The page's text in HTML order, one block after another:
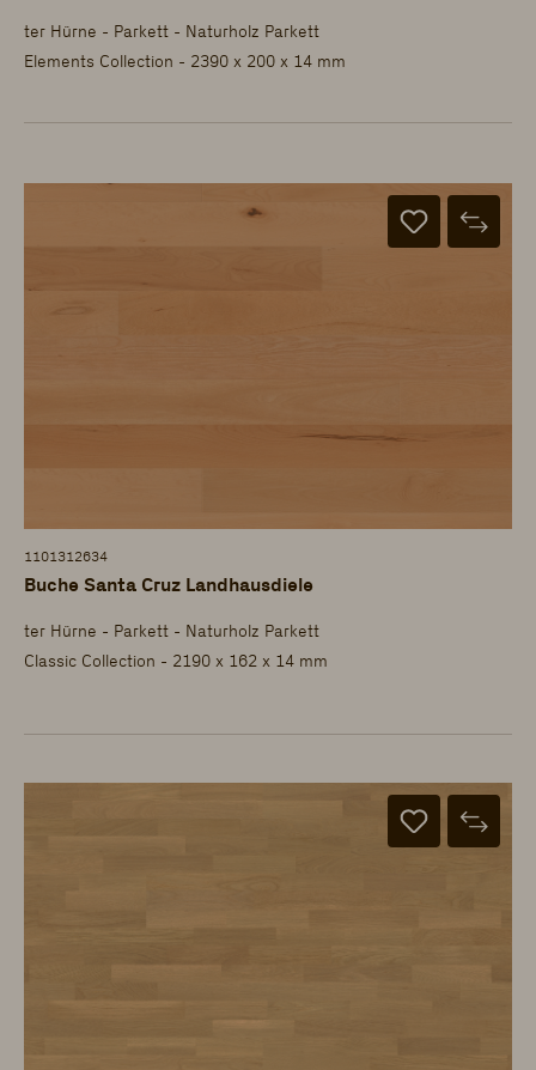
ter Hürne - Parkett - Naturholz Parkett
Elements Collection - 2390 x 200 x 14 mm
1101312634
Buche Santa Cruz Landhausdiele
ter Hürne - Parkett - Naturholz Parkett
Classic Collection - 2190 x 162 x 14 mm